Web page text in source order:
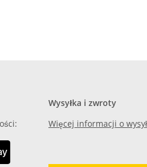
Wysyłka i zwroty
Więcej informacji o